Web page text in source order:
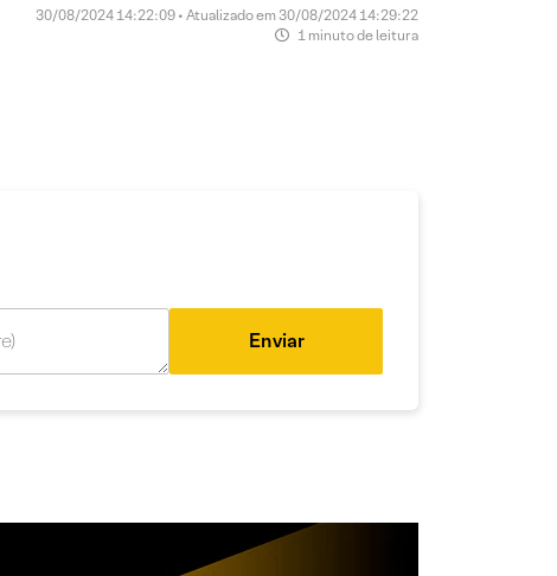
30/08/2024 14:22:09 • Atualizado em 30/08/2024 14:29:22
1 minuto de leitura
Enviar